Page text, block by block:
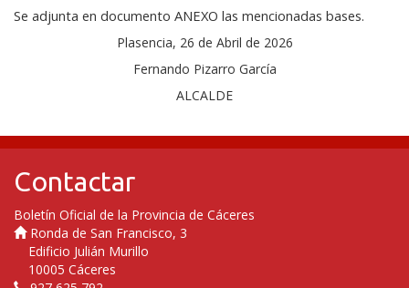
Se adjunta en documento ANEXO las mencionadas bases.
Plasencia, 26 de Abril de 2026
Fernando Pizarro García
ALCALDE
Contactar
Boletín Oficial de la Provincia de Cáceres
Ronda de San Francisco, 3
Edificio Julián Murillo
10005 Cáceres